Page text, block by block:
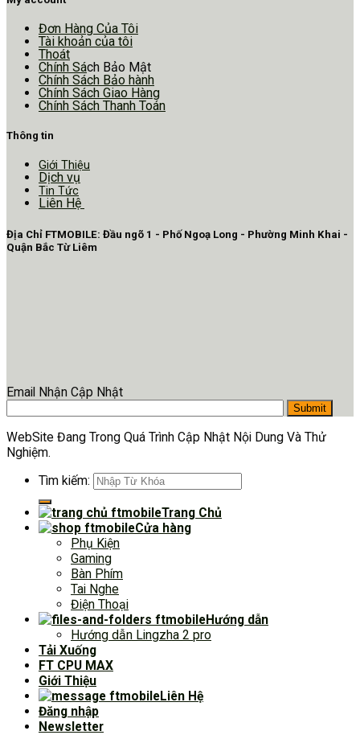
Đơn Hàng Của Tôi
Tài khoản của tôi
Thoát
Chính Sách Bảo Mật
Chính Sách Bảo hành
Chính Sách Giao Hàng
Chính Sách Thanh Toán
Thông tin
Giới Thiệu
Dịch vụ
Tin Tức
Liên Hệ
Địa Chỉ FTMOBILE: Đầu ngõ 1 - Phố Ngoạ Long - Phường Minh Khai -
Quận Bắc Từ Liêm
Email Nhận Cập Nhật
WebSite Đang Trong Quá Trình Cập Nhật Nội Dung Và Thử
Nghiệm.
Tìm kiếm:
Trang Chủ
Cửa hàng
Phụ Kiện
Gaming
Bàn Phím
Tai Nghe
Điện Thoại
Hướng dẫn
Hướng dẫn Lingzha 2 pro
Tải Xuống
FT CPU MAX
Giới Thiệu
Liên Hệ
Đăng nhập
Newsletter